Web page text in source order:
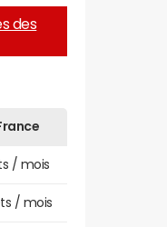
des
/ mois
/ mois